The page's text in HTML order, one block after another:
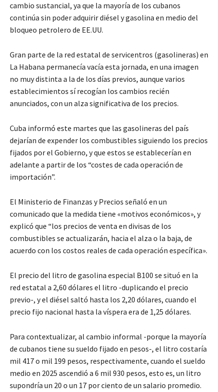
cambio sustancial, ya que la mayoría de los cubanos
continúa sin poder adquirir diésel y gasolina en medio del
bloqueo petrolero de EE.UU.
Gran parte de la red estatal de servicentros (gasolineras) en
La Habana permanecía vacía esta jornada, en una imagen
no muy distinta a la de los días previos, aunque varios
establecimientos sí recogían los cambios recién
anunciados, con un alza significativa de los precios.
Cuba informó este martes que las gasolineras del país
dejarían de expender los combustibles siguiendo los precios
fijados por el Gobierno, y que estos se establecerían en
adelante a partir de los “costes de cada operación de
importación”.
El Ministerio de Finanzas y Precios señaló en un
comunicado que la medida tiene «motivos económicos», y
explicó que “los precios de venta en divisas de los
combustibles se actualizarán, hacia el alza o la baja, de
acuerdo con los costos reales de cada operación específica».
El precio del litro de gasolina especial B100 se situó en la
red estatal a 2,60 dólares el litro -duplicando el precio
previo-, y el diésel saltó hasta los 2,20 dólares, cuando el
precio fijo nacional hasta la víspera era de 1,25 dólares.
Para contextualizar, al cambio informal -porque la mayoría
de cubanos tiene su sueldo fijado en pesos-, el litro costaría
mil 417 o mil 199 pesos, respectivamente, cuando el sueldo
medio en 2025 ascendió a 6 mil 930 pesos, esto es, un litro
supondría un 20 o un 17 por ciento de un salario promedio.